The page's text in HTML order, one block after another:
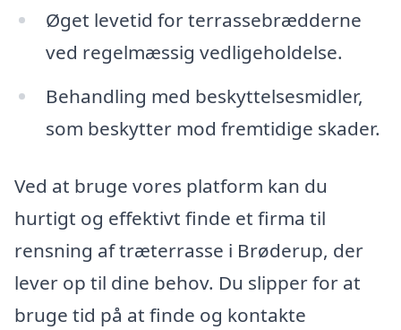
Øget levetid for terrassebrædderne
ved regelmæssig vedligeholdelse.
Behandling med beskyttelsesmidler,
som beskytter mod fremtidige skader.
Ved at bruge vores platform kan du
hurtigt og effektivt finde et firma til
rensning af træterrasse i Brøderup, der
lever op til dine behov. Du slipper for at
bruge tid på at finde og kontakte